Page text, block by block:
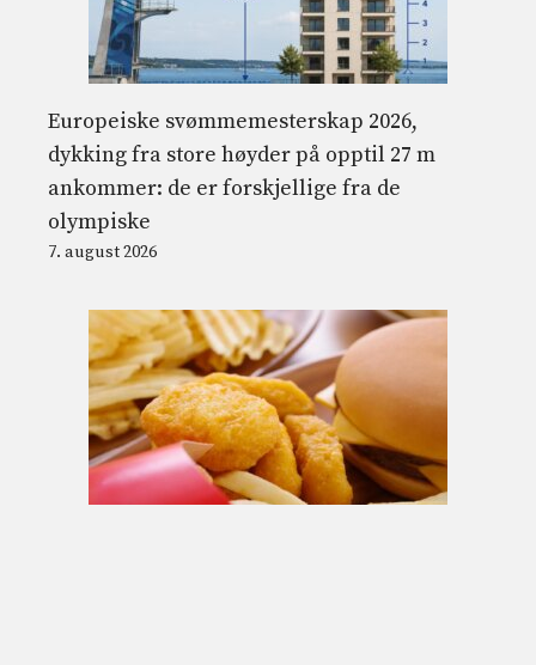
Europeiske svømmemesterskap 2026,
dykking fra store høyder på opptil 27 m
ankommer: de er forskjellige fra de
olympiske
7. august 2026